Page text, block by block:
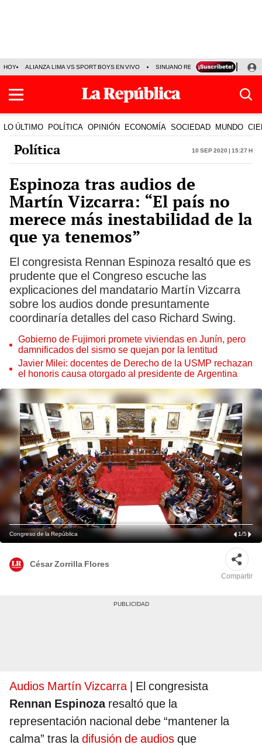
HOY ALIANZA LIMA VS SPORT BOYS EN VIVO SINUANO RESULTADOS HOY
LO ÚLTIMO POLÍTICA OPINIÓN ECONOMÍA SOCIEDAD MUNDO
Política 10 Sep 2020 | 15:27 h
Espinoza tras audios de
Martín Vizcarra: “El país no
merece más inestabilidad de la
que ya tenemos”
El congresista Rennan Espinoza resaltó que es
prudente que el Congreso escuche las
explicaciones del mandatario Martín Vizcarra
sobre los audios donde presuntamente
coordinaría detalles del caso Richard Swing.
Gobierno de Fujimori promete viviendas en Junín, pero
damnificados del sismo se quejan por la lentitud
Javier Milei: docentes de Derecho de la USMP rechazan
el honoris causa otorgado al presidente de Argentina
Congreso de la República 1/5
César Zorrilla Flores
Compartir
Audios Martín Vizcarra| El congresista
Rennan Espinozaresaltó que la
representación nacional debe “mantener la
calma” tras ladifusión de audios que